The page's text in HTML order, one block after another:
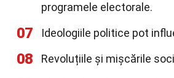
programele electorale.
07 Ideologiile politice pot
08 Revoluțiile și mișcările